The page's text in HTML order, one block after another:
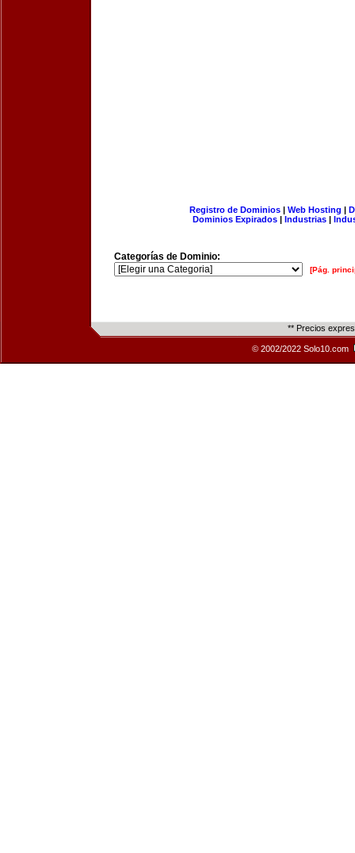
Registro de Dominios| Web Hosting |
Dominios Expirados | Industrias |
Categorías de Dominio:
[Pág.
** Precios
© 2002/2022 Solo10.com